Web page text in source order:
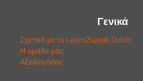
Γενικά
Σχετικά με το Learn2speak Dutch
Η ομάδα μας
Αξιολογήσεις